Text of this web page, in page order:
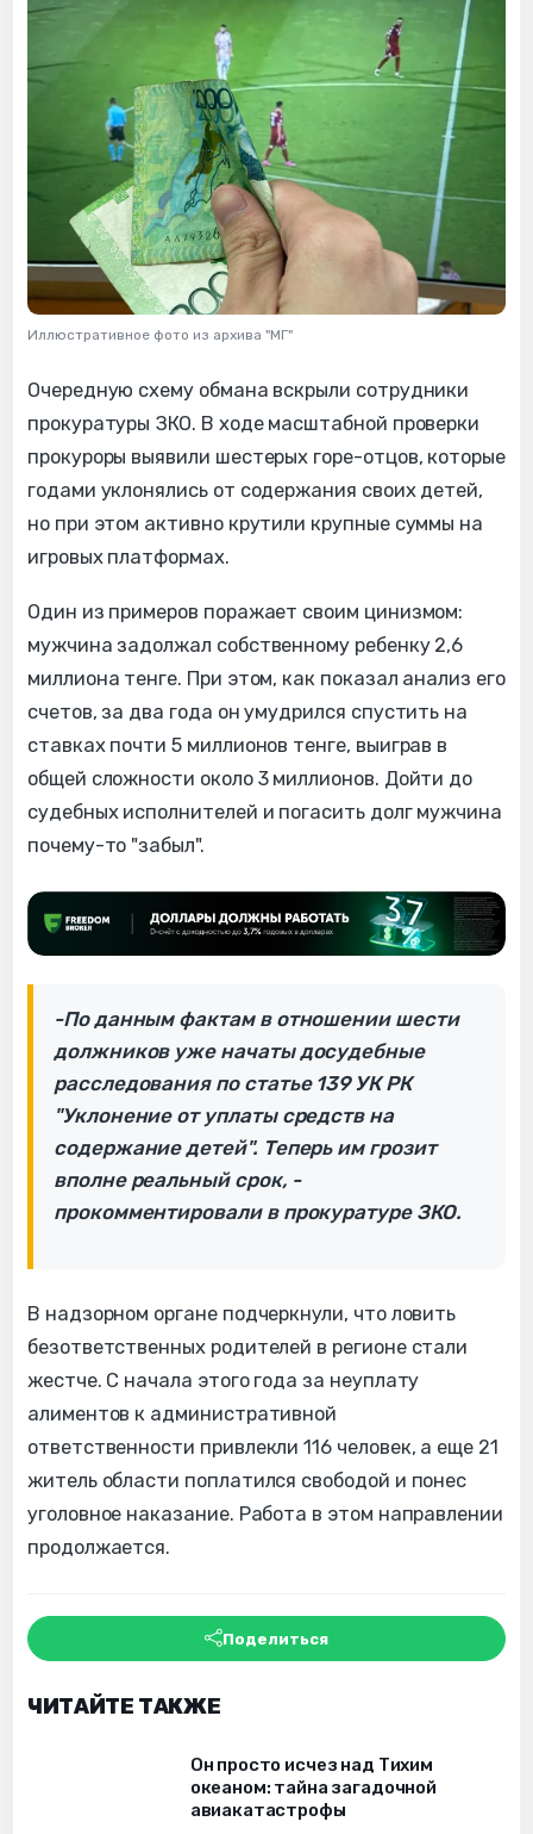
Иллюстративное фото из архива "МГ"
Очередную схему обмана вскрыли сотрудники
прокуратуры ЗКО. В ходе масштабной проверки
прокуроры выявили шестерых горе-отцов, которые
годами уклонялись от содержания своих детей,
но при этом активно крутили крупные суммы на
игровых платформах.
Один из примеров поражает своим цинизмом:
мужчина задолжал собственному ребенку 2,6
миллиона тенге. При этом, как показал анализ его
счетов, за два года он умудрился спустить на
ставках почти 5 миллионов тенге, выиграв в
общей сложности около 3 миллионов. Дойти до
судебных исполнителей и погасить долг мужчина
почему-то "забыл".
-По данным фактам в отношении шести
должников уже начаты досудебные
расследования по статье 139 УК РК
"Уклонение от уплаты средств на
содержание детей". Теперь им грозит
вполне реальный срок, -
прокомментировали в прокуратуре ЗКО.
В надзорном органе подчеркнули, что ловить
безответственных родителей в регионе стали
жестче. С начала этого года за неуплату
алиментов к административной
ответственности привлекли 116 человек, а еще 21
житель области поплатился свободой и понес
уголовное наказание. Работа в этом направлении
продолжается.
Поделиться
ЧИТАЙТЕ ТАКЖЕ
Он просто исчез над Тихим
океаном: тайна загадочной
авиакатастрофы